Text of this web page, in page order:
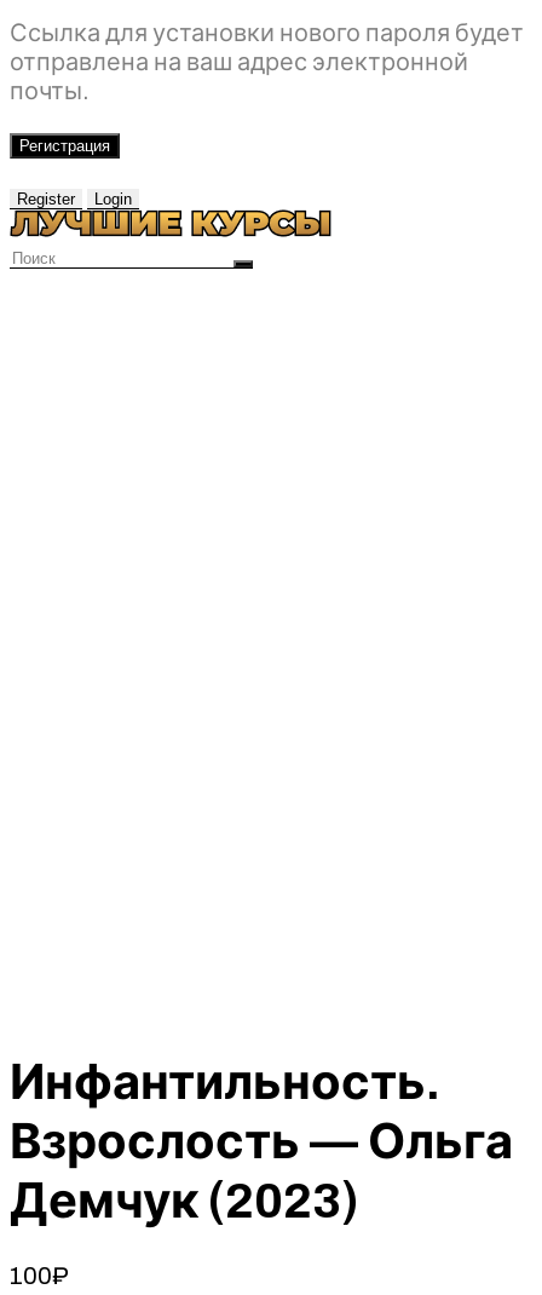
Ссылка для установки нового пароля будет
отправлена ​​на ваш адрес электронной
почты.
Регистрация
Register Login
Инфантильность.
Взрослость — Ольга
Демчук (2023)
100₽